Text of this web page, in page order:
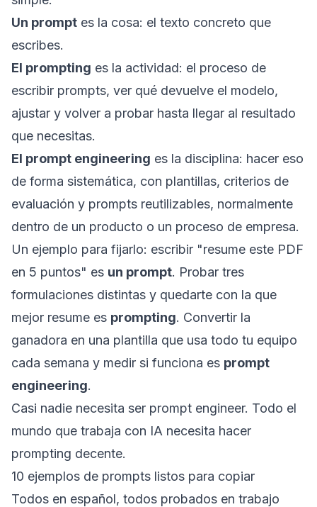
Un prompt es la cosa: el texto concreto que
escribes.
El prompting es la actividad: el proceso de
escribir prompts, ver qué devuelve el modelo,
ajustar y volver a probar hasta llegar al resultado
que necesitas.
El prompt engineering es la disciplina: hacer eso
de forma sistemática, con plantillas, criterios de
evaluación y prompts reutilizables, normalmente
dentro de un producto o un proceso de empresa.
Un ejemplo para fijarlo: escribir "resume este PDF
en 5 puntos" es un prompt. Probar tres
formulaciones distintas y quedarte con la que
mejor resume es prompting. Convertir la
ganadora en una plantilla que usa todo tu equipo
cada semana y medir si funciona es prompt
engineering.
Casi nadie necesita ser prompt engineer. Todo el
mundo que trabaja con IA necesita hacer
prompting decente.
10 ejemplos de prompts listos para copiar
Todos en español, todos probados en trabajo